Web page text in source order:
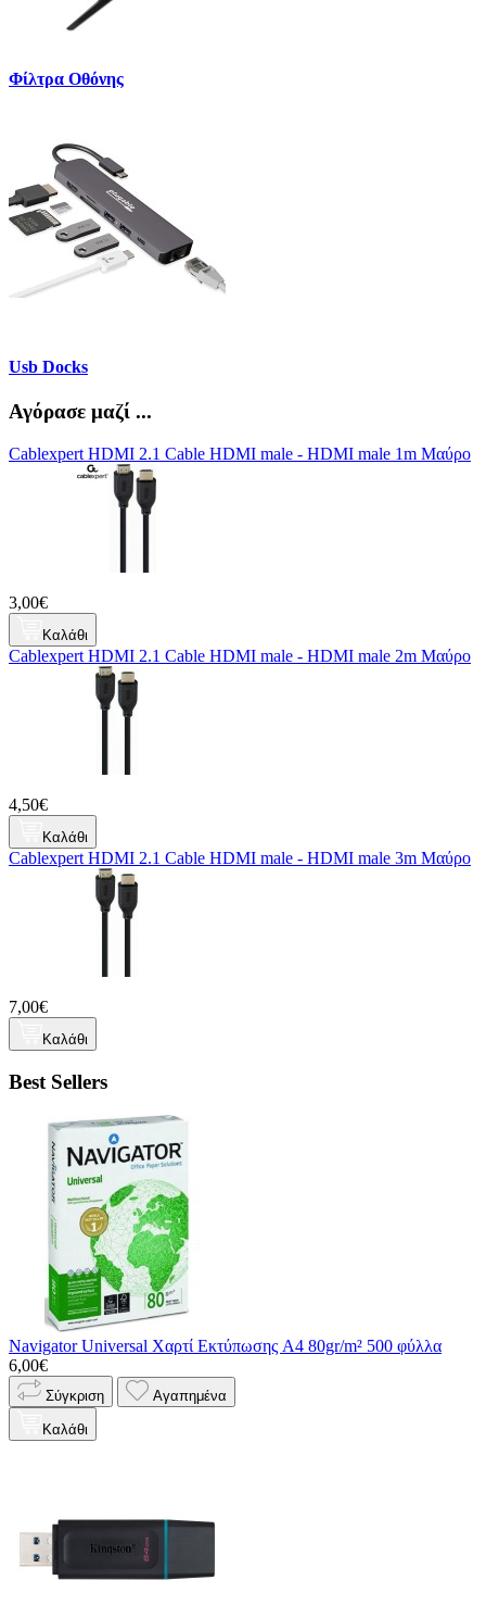
Φίλτρα Οθόνης
Usb Docks
Αγόρασε μαζί ...
Cablexpert HDMI 2.1 Cable HDMI male - HDMI male 1m Μαύρο
3,00€
Καλάθι
Cablexpert HDMI 2.1 Cable HDMI male - HDMI male 2m Μαύρο
4,50€
Καλάθι
Cablexpert HDMI 2.1 Cable HDMI male - HDMI male 3m Μαύρο
7,00€
Καλάθι
Best Sellers
Navigator Universal Χαρτί Εκτύπωσης A4 80gr/m² 500 φύλλα
6,00€
Σύγκριση Αγαπημένα
Καλάθι